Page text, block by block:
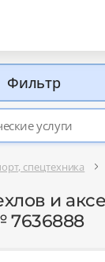
Фильтр
спецтехника
и
7636888